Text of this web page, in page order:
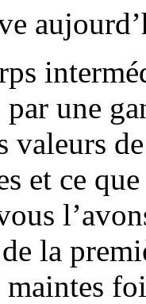
une
valeurs
et ce
la
maintes